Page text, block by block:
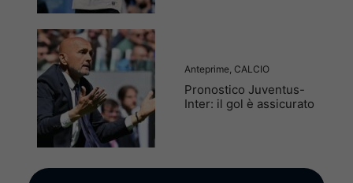
Anteprime CALCIO
Pronostico Juventus-
Inter: il gol è assicurato